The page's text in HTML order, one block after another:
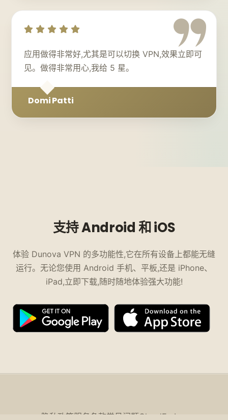
应用做得非常好,尤其是可以切换 VPN,效果立即可
见。做得非常用心,我给 5 星。
Domi Patti
支持 Android 和 iOS
体验 Dunova VPN 的多功能性,它在所有设备上都能无缝
运行。无论您使用 Android 手机、平板,还是 iPhone、
iPad,立即下载,随时随地体验强大功能!
隐私政策服务条款常见问题CloudEx Inc.